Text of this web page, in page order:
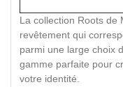
La collection Roots de
revêtement qui
parmi une large choix
gamme parfaite pour
votre identité.